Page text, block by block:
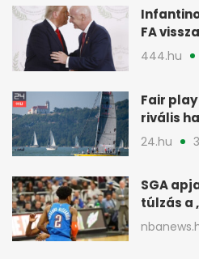
FA
444.hu
Fair
rivális
meg
24.hu
SGA
túlzás a